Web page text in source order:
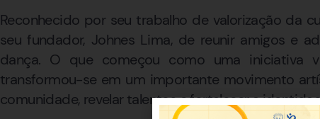
Reconhecido por seu trabalho de valorização da
seu fundador, Johnes Lima, de reunir amigos e
dança. O que começou como uma iniciativa
transformou-se em um importante movimento
comunidade, revelar talentos e fortalecer a